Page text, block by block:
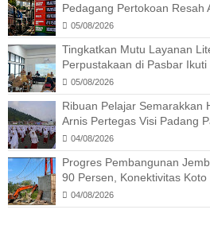
Pedagang Pertokoan Resah
05/08/2026
Tingkatkan Mutu Layanan
Perpustakaan di Pasbar
05/08/2026
Ribuan Pelajar Semarakkan
Arnis Pertegas Visi Padang
04/08/2026
Progres Pembangunan
90 Persen, Konektivitas
04/08/2026